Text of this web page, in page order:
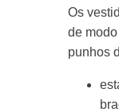
Os
de
punhos